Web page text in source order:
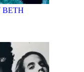
BETH